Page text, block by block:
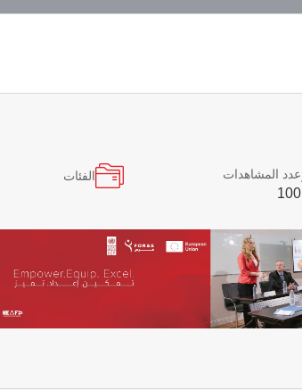
عدد المشاهدات
100
الفئات